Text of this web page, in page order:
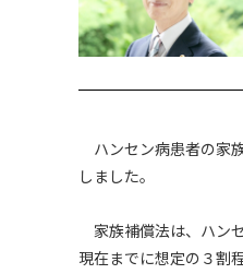
ハンセン病患者の家
しました。
家族補償法は、ハン
現在までに想定の３割